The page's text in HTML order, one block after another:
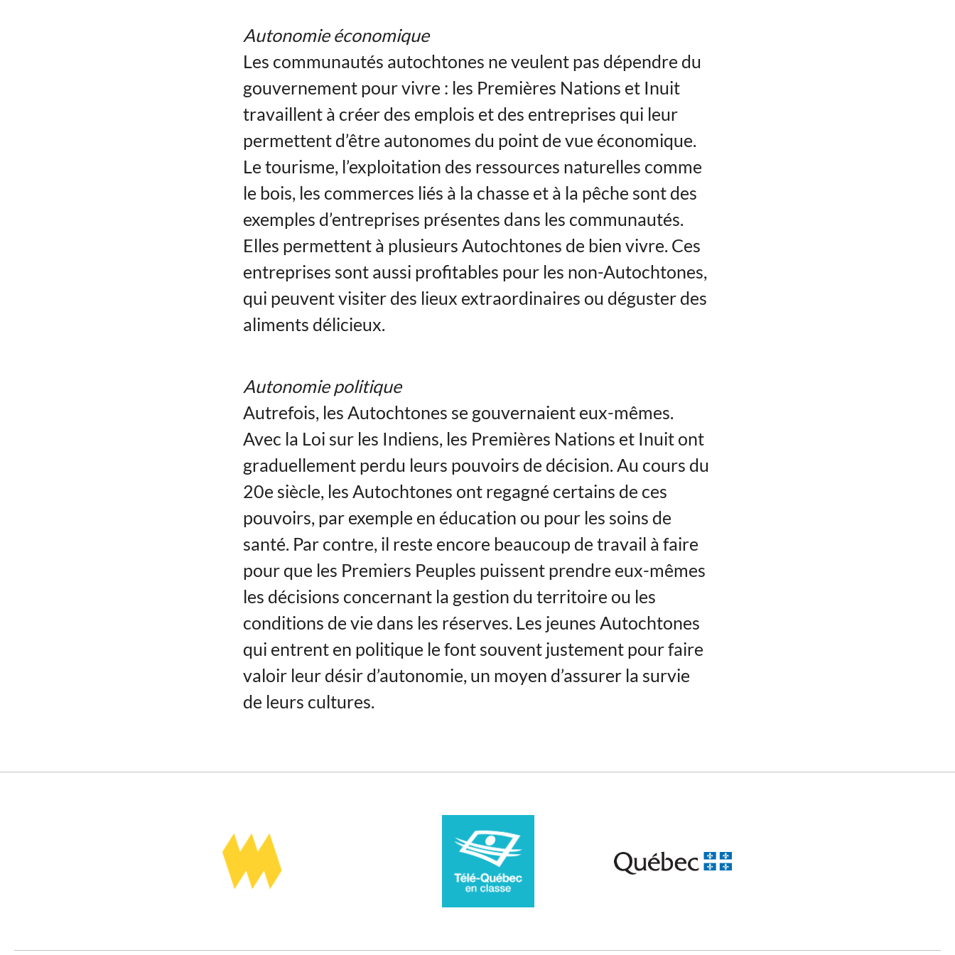
Autonomie économique
Les communautés autochtones ne veulent pas dépendre du
gouvernement pour vivre : les Premières Nations et Inuit
travaillent à créer des emplois et des entreprises qui leur
permettent d’être autonomes du point de vue économique.
Le tourisme, l’exploitation des ressources naturelles comme
le bois, les commerces liés à la chasse et à la pêche sont des
exemples d’entreprises présentes dans les communautés.
Elles permettent à plusieurs Autochtones de bien vivre. Ces
entreprises sont aussi profitables pour les non-Autochtones,
qui peuvent visiter des lieux extraordinaires ou déguster des
aliments délicieux.
Autonomie politique
Autrefois, les Autochtones se gouvernaient eux-mêmes.
Avec la Loi sur les Indiens, les Premières Nations et Inuit ont
graduellement perdu leurs pouvoirs de décision. Au cours du
20e siècle, les Autochtones ont regagné certains de ces
pouvoirs, par exemple en éducation ou pour les soins de
santé. Par contre, il reste encore beaucoup de travail à faire
pour que les Premiers Peuples puissent prendre eux-mêmes
les décisions concernant la gestion du territoire ou les
conditions de vie dans les réserves. Les jeunes Autochtones
qui entrent en politique le font souvent justement pour faire
valoir leur désir d’autonomie, un moyen d’assurer la survie
de leurs cultures.